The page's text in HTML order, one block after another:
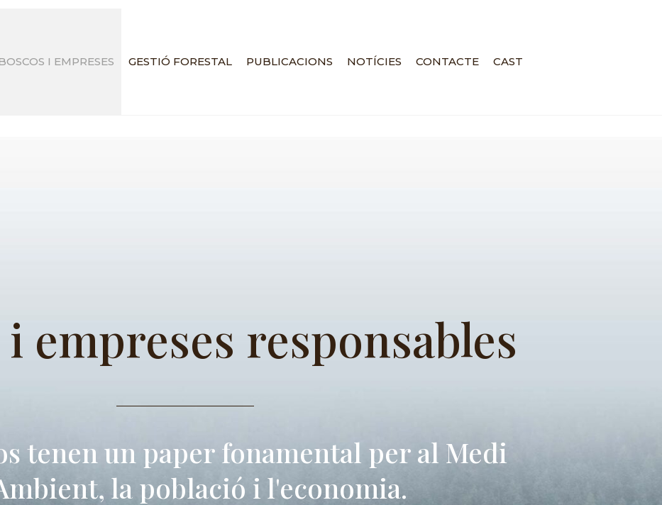
I EMPRESES GESTIÓ FORESTAL PUBLICACIONS NOTÍCIES CONTACTE CAST
empreses responsables
tenen un paper fonamental per al Medi
la població i l'economia.